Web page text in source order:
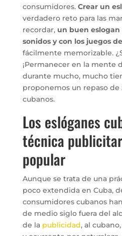
consumidores. Crear un
verdadero reto para las
recordar, un buen eslogan
sonidos y con los juegos
fácilmente memorizable.
¡Permanecer en la mente
durante mucho, mucho
proponemos un repaso de
cubanos.
Los eslóganes
técnica
popular
Aunque se trata de una
poco extendida en Cuba,
consumidores cubanos
de medio siglo fuera del
de la publicidad, al